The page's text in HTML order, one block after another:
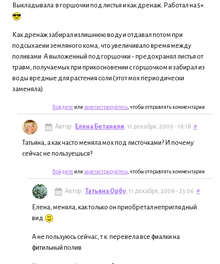
Выкладывала в горшочки под листья и как дренаж. Работал на 5+.
Как дренаж забирал излишнюю воду и отдавал потом при
подсыхаеии земляного кома, что увеличивало время между
поливами. А выложенный под горшочки - предохранял листья от
травм, получаемых при прикосновении с горшочком и забирал из
воды вредные для растения соли (этот мох периодически
заменяла).
Войдите или зарегистрируйтесь , чтобы отправлять комментарии
Автор: Елена Бетанели, 11 декабря, 2009 - 18:18 #
Татьяна, а как часто меняла мох под листочками? И почему
сейчас не пользуешься?
Войдите или зарегистрируйтесь , чтобы отправлять комментарии
Автор: Татьяна Орбу, 11 декабря, 2009 - 23:06 #
Елена, меняла, как только он приобретал неприглядный
вид.
А не пользуюсь сейчас, т.к. перевела все фиалки на
фитильный полив.